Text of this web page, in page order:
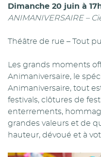
Dimanche 20 juin à
ANIMANIVERSAIRE –
Théâtre de rue – Tout
Les grands moments
Animaniversaire, le
Animaniversaire, tout
festivals, clôtures de
enterrements,
grandes valeurs et de
hauteur, dévoué et à